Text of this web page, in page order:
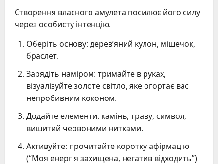
Створення власного амулета посилює його силу
через особисту інтенцію.
Оберіть основу: дерев’яний кулон, мішечок,
браслет.
Зарядіть наміром: тримайте в руках,
візуалізуйте золоте світло, яке огортає вас
непробивним коконом.
Додайте елементи: камінь, траву, символ,
вишитий червоними нитками.
Активуйте: прочитайте коротку афірмацію
(“Моя енергія захищена, негатив відходить”)